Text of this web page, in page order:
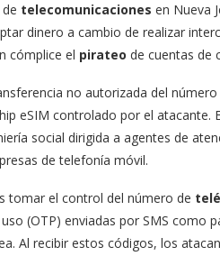
telecomunicaciones en Nueva
dinero a cambio de realizar
cómplice el pirateo de cuentas de
no autorizada del
eSIM controlado por el atacante.
social dirigida a agentes de
de telefonía móvil.
tomar el control del número de
(OTP) enviadas por SMS como
Al recibir estos códigos, los